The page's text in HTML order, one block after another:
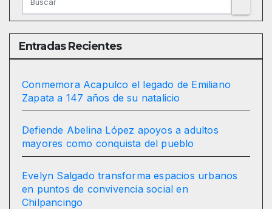
Entradas Recientes
Conmemora Acapulco el legado de Emiliano
Zapata a 147 años de su natalicio
Defiende Abelina López apoyos a adultos
mayores como conquista del pueblo
Evelyn Salgado transforma espacios urbanos
en puntos de convivencia social en
Chilpancingo